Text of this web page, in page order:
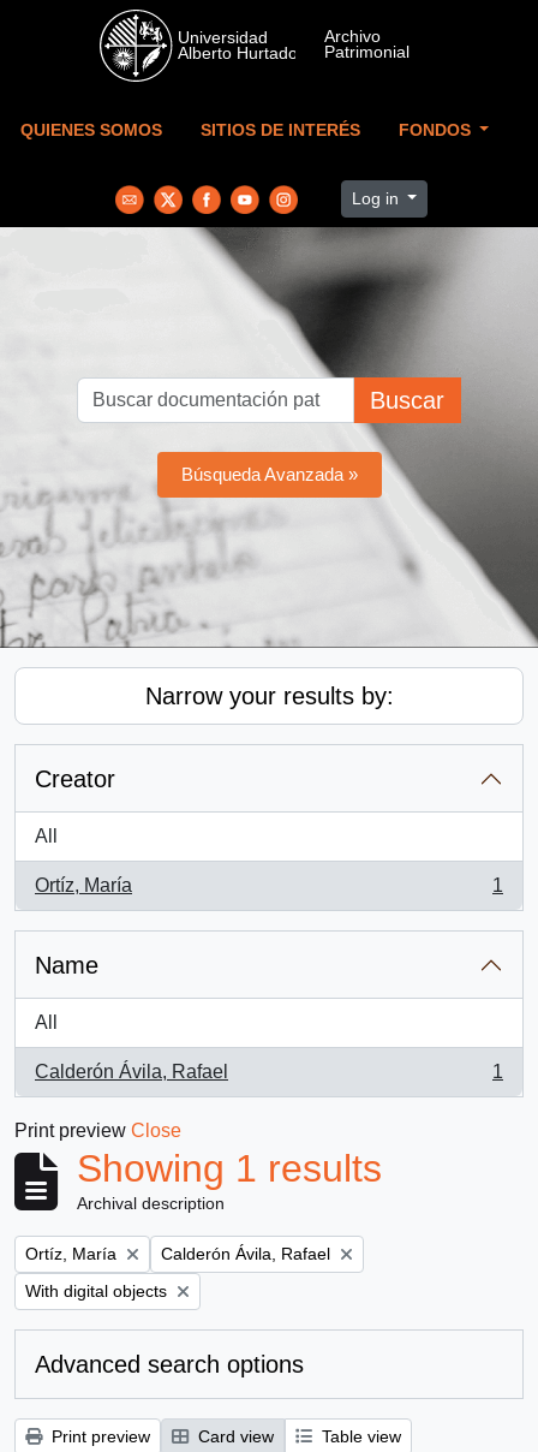
Skip to main content
QUIENES SOMOS SITIOS DE INTERÉS FONDOS
Log in
Buscar
Búsqueda Avanzada »
Narrow your results by:
Creator
All
Ortíz, María
, 1 results
1
Name
All
Calderón Ávila, Rafael
, 1 results
1
Print preview Close
Showing 1 results
Archival description
Remove filter:
Ortíz, María Remove filter:
Calderón Ávila, Rafael
Remove filter:
With digital objects
Advanced search options
Print preview Card view
Table view